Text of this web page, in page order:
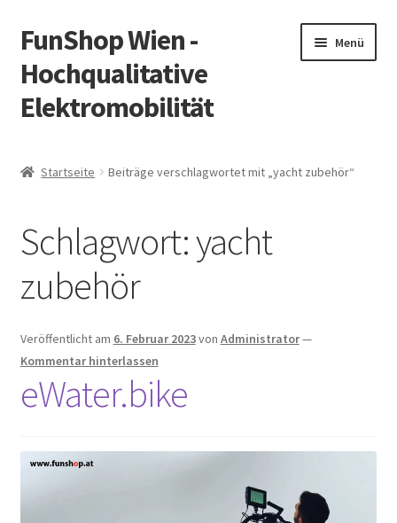
Zur
Navigation
springen
Zum
Inhalt
springen
FunShop Wien -
Hochqualitative
Elektromobilität
Menü
öffnen
Vorsicht Internetbetrug
Über FunShop
Impressum
Zum Onlineshop in der Web Version
Startseite Beiträge verschlagwortet mit „yacht zubehör“
Schlagwort:yacht
zubehör
Veröffentlicht am 6. Februar 2023von Administrator—
Kommentar hinterlassen
eWater.bike